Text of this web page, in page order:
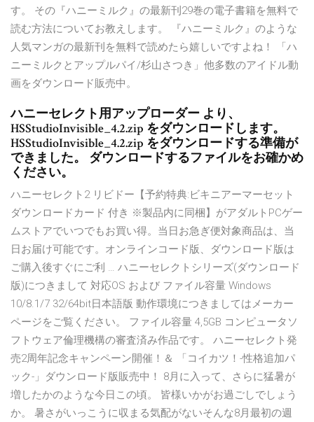
す。 その『ハニーミルク』の最新刊29巻の電子書籍を無料で
読む方法についてお教えします。 『ハニーミルク』のような
人気マンガの最新刊を無料で読めたら嬉しいですよね！ 「ハ
ニーミルクとアップルパイ/杉山さつき」他多数のアイドル動
画をダウンロード販売中。
ハニーセレクト用アップローダー より、
HSStudioInvisible_4.2.zip をダウンロードします。
HSStudioInvisible_4.2.zip をダウンロードする準備が
できました。 ダウンロードするファイルをお確かめ
ください。
ハニーセレクト2 リビドー【予約特典:ビキニアーマーセット
ダウンロードカード 付き ※製品内に同梱】がアダルトPCゲー
ムストアでいつでもお買い得。当日お急ぎ便対象商品は、当
日お届け可能です。オンラインコード版、ダウンロード版は
ご購入後すぐにご利 … ハニーセレクトシリーズ(ダウンロード
版)につきまして 対応OS および ファイル容量 Windows
10/8.1/7 32/64bit日本語版 動作環境につきましてはメーカー
ページをご覧ください。 ファイル容量 4,5GB コンピュータソ
フトウェア倫理機構の審査済み作品です。 ハニーセレクト発
売2周年記念キャンペーン開催！＆ 「コイカツ！-性格追加パ
ック-」ダウンロード版販売中！ 8月に入って、さらに猛暑が
増したかのような今日この頃。 皆様いかがお過ごしでしょう
か。 暑さがいっこうに収まる気配がないそんな8月最初の週